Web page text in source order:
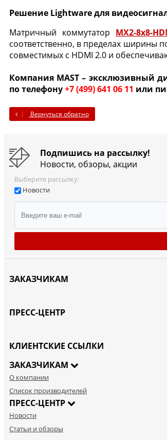
Решение Lightware для
Матричный коммутатор MX2-8x8-
соответственно, в пределах ширины
совместимых с HDMI 2.0 и
Компания MAST – эксклюзивный
по телефону+7 (499) 641 06 11 или
Вернуться обратно
Подпишись на рассылку!
Новости, обзоры, акции
Выберите рассылку:
Новости
ЗАКАЗЧИКАМ
ПРЕСС-ЦЕНТР
КЛИЕНТСКИЕ ССЫЛКИ
ЗАКАЗЧИКАМ
О компании
Список производителей
ПРЕСС-ЦЕНТР
Новости
Статьи и обзоры